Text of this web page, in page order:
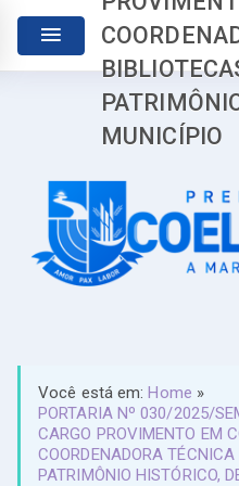
MUNICÍPIO
Você está em:Home »
PORTARIA Nº 030/2025/
CARGO PROVIMENTO EM
COORDENADORA
PATRIMÔNIO HISTÓRICO,